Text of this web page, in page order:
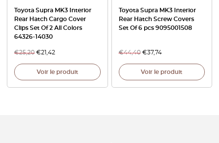
Toyota Supra MK3 Interior
Rear Hatch Cargo Cover
Clips Set Of 2 All Colors
64326-14030
€25,20 €21,42
Voir le produit
Toyota Supra MK3 Interior
Rear Hatch Screw Covers
Set Of 6 pcs 9095001508
€44,40 €37,74
Voir le produit